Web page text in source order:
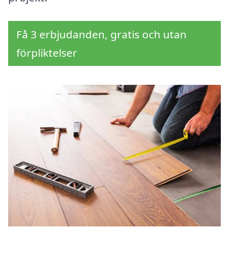
Få 3 erbjudanden, gratis och utan
förpliktelser